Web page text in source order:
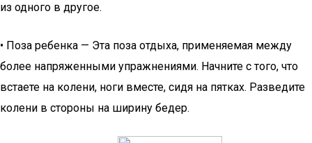
из одного в другое.
• Поза ребенка — Эта поза отдыха, применяемая между
более напряженными упражнениями. Начните с того, что
встаете на колени, ноги вместе, сидя на пятках. Разведите
колени в стороны на ширину бедер.